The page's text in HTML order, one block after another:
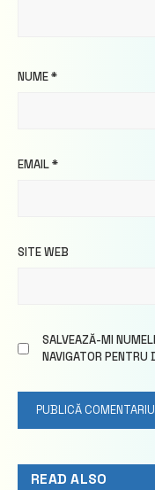
NUME*
EMAIL*
SITE WEB
SALVEAZĂ-MI
NAVIGATOR PENTRU
READ ALSO